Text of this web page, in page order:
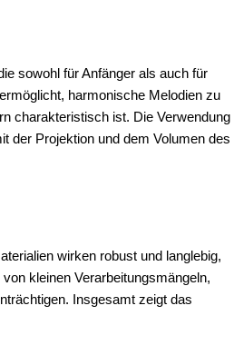
sowohl für Anfänger als auch für
harmonische Melodien zu
charakteristisch ist. Die Verwendung
der Projektion und dem Volumen des
wirken robust und langlebig,
kleinen Verarbeitungsmängeln,
Insgesamt zeigt das